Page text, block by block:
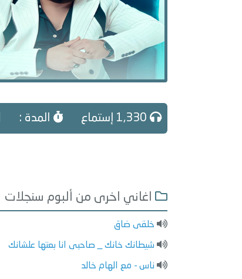
المدة :
اغاني اخرى من ألبوم سنجلات
خلقى ضاق
شيطانك خانك _ صاحبى انا بعتها علشانك
ناس - مع الهام خالد